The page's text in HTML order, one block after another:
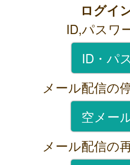
ログイ
ID,パスワ
ID・パ
メール配信の
空メー
メール配信の